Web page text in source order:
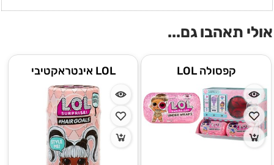
אולי תאהבו גם...
קפסולה LOL LOL אינטראקטיבי